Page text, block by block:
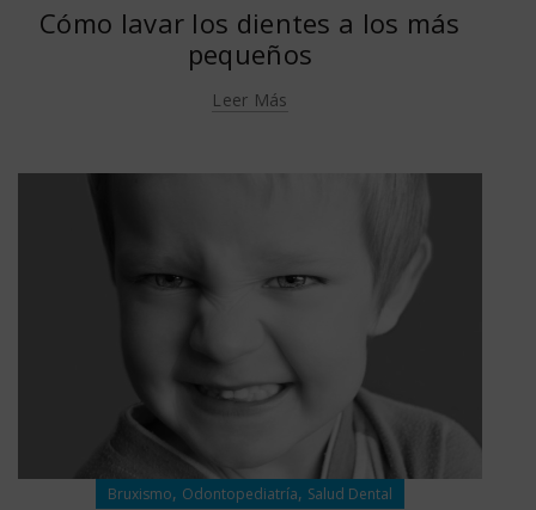
Cómo lavar los dientes a los más
pequeños
Leer Más
Bruxismo, Odontopediatría, Salud Dental